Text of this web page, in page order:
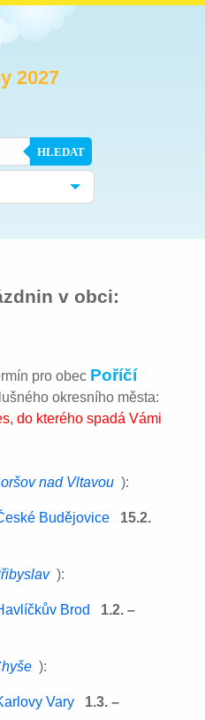
2027
HLEDAT
v obci:
pro obec Poříčí
okresního města:
do kterého spadá Vámi
nad Vltavou ):
Budějovice
15.2.
):
Brod
1.2. –
):
Vary
1.3. –